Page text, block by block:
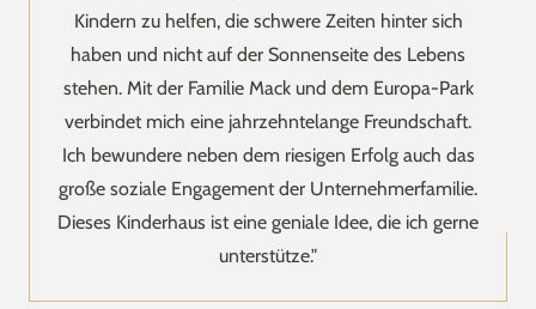
Kindern zu helfen, die schwere Zeiten hinter sich
haben und nicht auf der Sonnenseite des Lebens
stehen. Mit der Familie Mack und dem Europa-Park
verbindet mich eine jahrzehntelange Freundschaft.
Ich bewundere neben dem riesigen Erfolg auch das
große soziale Engagement der Unternehmerfamilie.
Dieses Kinderhaus ist eine geniale Idee, die ich gerne
unterstütze."